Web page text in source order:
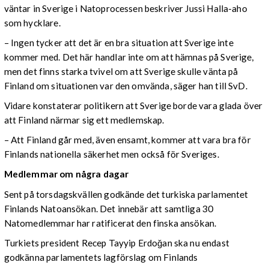
väntar in Sverige i Natoprocessen beskriver Jussi Halla-aho
som hycklare.
– Ingen tycker att det är en bra situation att Sverige inte
kommer med. Det här handlar inte om att hämnas på Sverige,
men det finns starka tvivel om att Sverige skulle vänta på
Finland om situationen var den omvända, säger han till SvD.
Vidare konstaterar politikern att Sverige borde vara glada över
att Finland närmar sig ett medlemskap.
– Att Finland går med, även ensamt, kommer att vara bra för
Finlands nationella säkerhet men också för Sveriges.
Medlemmar om några dagar
Sent på torsdagskvällen godkände det turkiska parlamentet
Finlands Natoansökan. Det innebär att samtliga 30
Natomedlemmar har ratificerat den finska ansökan.
Turkiets president Recep Tayyip Erdoğan ska nu endast
godkänna parlamentets lagförslag om Finlands